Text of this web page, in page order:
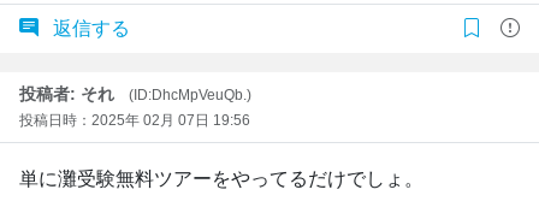
返信する
投稿者: それ
(ID:DhcMpVeuQb.)
投稿日時：2025年 02月 07日 19:56
単に灘受験無料ツアーをやってるだけでしょ。